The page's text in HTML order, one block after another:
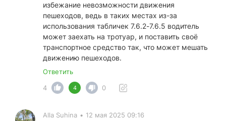
избежание невозможности движения
пешеходов, ведь в таких местах из-за
использования табличек 7.6.2-7.6.5 водитель
может заехать на тротуар, и поставить своё
транспортное средство так, что может мешать
движению пешеходов.
Ответить
4
4 0
Alla Suhina • 12 мая 2025 09:16